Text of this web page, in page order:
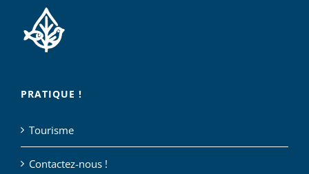
PRATIQUE !
Tourisme
Contactez-nous !